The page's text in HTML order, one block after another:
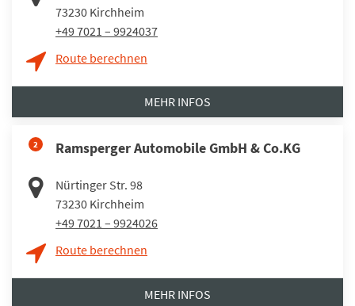
73230 Kirchheim
+49 7021 – 9924037
Route berechnen
MEHR INFOS
2 Ramsperger Automobile GmbH & Co.KG
Nürtinger Str. 98
73230 Kirchheim
+49 7021 – 9924026
Route berechnen
MEHR INFOS